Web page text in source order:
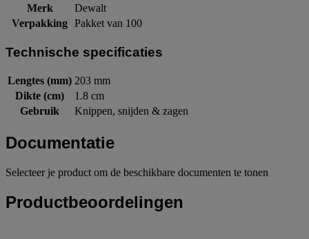
Merk
Dewalt
Verpakking Pakket van 100
Technische specificaties
Lengtes (mm) 203 mm
Dikte (cm)
1.8 cm
Gebruik
Knippen, snijden & zagen
Documentatie
Selecteer je product om de beschikbare documenten te tonen
Productbeoordelingen